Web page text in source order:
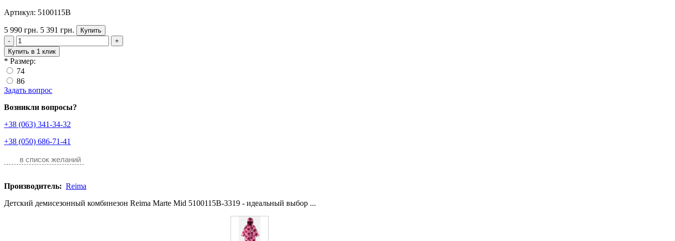
Артикул: 5100115B
5 990 грн. 5 391 грн.
Купить
-
+
Купить в 1 клик
* Размер:
74
86
Задать вопрос
Возникли вопросы?
+38 (063) 341-34-32
+38 (050) 686-71-41
в список желаний
Производитель: Reima
Детский демисезонный комбинезон Reima Marte Mid 5100115B-3319 - идеальный выбор ...